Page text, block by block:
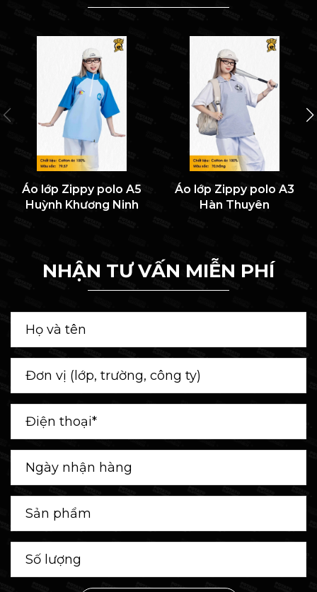
Áo lớp Zippy polo A5
Huỳnh Khương Ninh
Áo lớp Zippy polo A3
Hàn Thuyên
NHẬN TƯ VẤN MIỄN PHÍ